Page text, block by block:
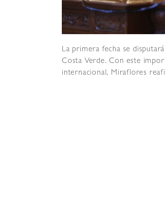
La primera fecha se
Costa Verde. Con este
internacional, Miraflores